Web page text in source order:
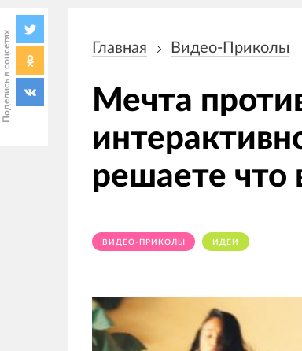
Поделись в соцсетях навигации
Главная Видео-Приколы
Мечта
решаете что
ВИДЕО-ПРИКОЛЫ ИДЕИ